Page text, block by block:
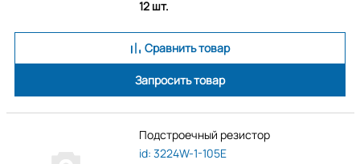
12 шт.
Сравнить товар
Запросить товар
Подстроечный резистор
id: 3224W-1-105E